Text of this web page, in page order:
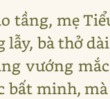
tầng, mẹ
lẫy, bà thở
vướng
bất minh,